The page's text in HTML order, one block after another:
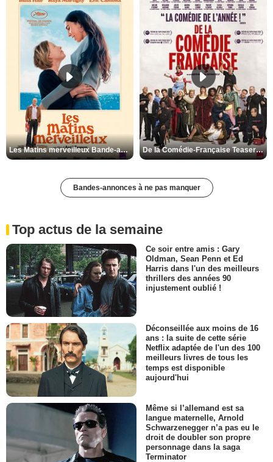
Les Matins merveilleux Bande-annonce VF De la Comédie-Française Teaser VF
Bandes-annonces à ne pas manquer
Top actus de la semaine
Ce soir entre amis : Gary
Oldman, Sean Penn et Ed
Harris dans l'un des meilleurs
thrillers des années 90
injustement oublié !
Déconseillée aux moins de 16
ans : la suite de cette série
Netflix adaptée de l'un des 100
meilleurs livres de tous les
temps est disponible
aujourd'hui
Même si l’allemand est sa
langue maternelle, Arnold
Schwarzenegger n’a pas eu le
droit de doubler son propre
personnage dans la saga
Terminator